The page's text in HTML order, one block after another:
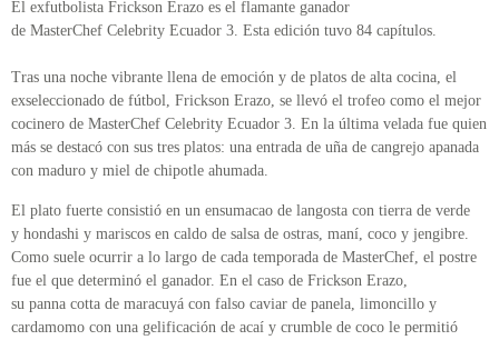
El exfutbolista Frickson Erazo es el flamante ganador
de MasterChef Celebrity Ecuador 3. Esta edición tuvo 84 capítulos.
Tras una noche vibrante llena de emoción y de platos de alta cocina, el
exseleccionado de fútbol, Frickson Erazo, se llevó el trofeo como el mejor
cocinero de MasterChef Celebrity Ecuador 3. En la última velada fue quien
más se destacó con sus tres platos: una entrada de uña de cangrejo apanada
con maduro y miel de chipotle ahumada.
El plato fuerte consistió en un ensumacao de langosta con tierra de verde
y hondashi y mariscos en caldo de salsa de ostras, maní, coco y jengibre.
Como suele ocurrir a lo largo de cada temporada de MasterChef, el postre
fue el que determinó el ganador. En el caso de Frickson Erazo,
su panna cotta de maracuyá con falso caviar de panela, limoncillo y
cardamomo con una gelificación de acaí y crumble de coco le permitió